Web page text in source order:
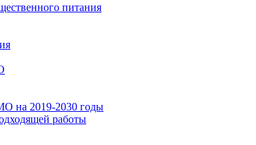
питания
на 2019-2030 годы
работы